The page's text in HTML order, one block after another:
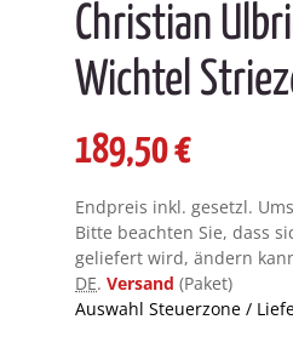
Christian
Wichtel
189,50 €
Endpreis inkl. gesetzl.
Bitte beachten Sie, dass
geliefert wird, ändern
DE. Versand (Paket)
Auswahl Steuerzone /